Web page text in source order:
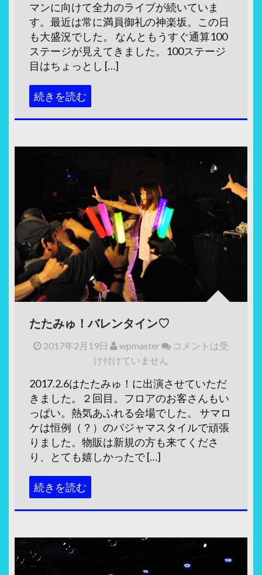
マンに向けて全力のライブが続いていま
す。最近は常に満員御礼の神楽坂。この日
も大盛況でした。 なんともうすぐ通算100
ステージが見えてきました。100ステージ
目はちょっとし […]
続きを読む
たたみゅ！バレンタイン♡
2017年2月19日 wpmaster
コメントは受
け付けていません
2017.2.6はたたみゅ！に出演させていただ
きました。２回目。フロアのお客さんもい
っぱい。熱気あふれる会場でした。 サマロ
ケは恒例（？）のパジャマスタイルで頑張
りました。物販は新規の方も来てくださ
り、とても嬉しかったで […]
続きを読む